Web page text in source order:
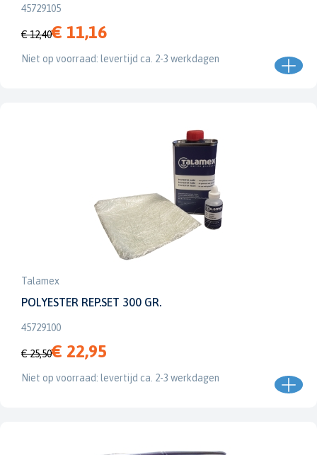
45729105
€ 12,40€ 11,16
Niet op voorraad: levertijd ca. 2-3 werkdagen
Talamex
POLYESTER REP.SET 300 GR.
45729100
€ 25,50€ 22,95
Niet op voorraad: levertijd ca. 2-3 werkdagen